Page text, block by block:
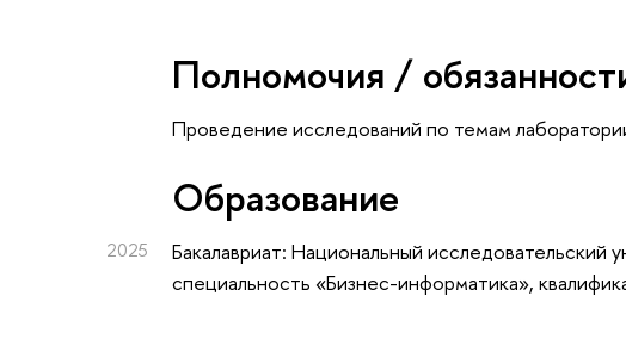
Полномочия /
Проведение исследований по темам
Oбразование
2025
Бакалавриат: Национальный исследовательский
специальность «Бизнес-информатика»,